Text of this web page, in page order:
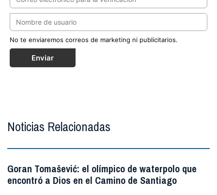
No te enviaremos correos de marketing ni publicitarios.
Enviar
Noticias Relacionadas
Goran Tomašević: el olímpico de waterpolo que
encontró a Dios en el Camino de Santiago